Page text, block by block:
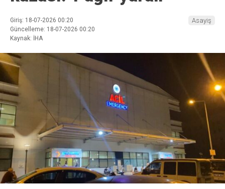
Giriş: 18-07-2026 00:20
Güncelleme: 18-07-2026 00:20
Kaynak: İHA
Asayiş